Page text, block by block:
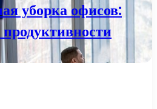
уборка офисов:
продуктивности